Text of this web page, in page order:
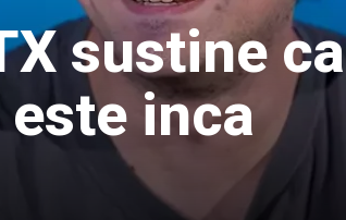
sustine ca
inca